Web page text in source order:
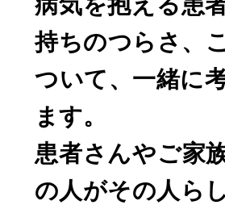
持ちのつらさ、
ついて、一緒に
ます。
患者さんやご家
の人がその人ら